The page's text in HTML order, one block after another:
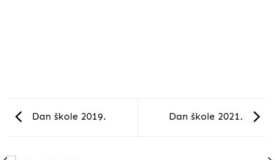
Dan škole 2019. Dan škole 2021.